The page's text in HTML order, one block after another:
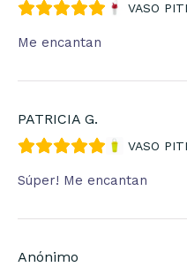
VASO
Me encantan
PATRICIA G.
VASO
Súper! Me encantan
Anónimo